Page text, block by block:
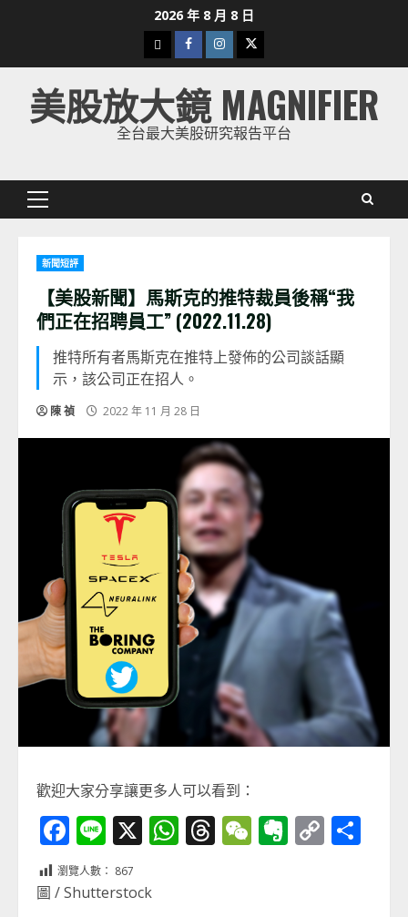
2026 年 8 月 8 日
下
載
美
股
Facebook
Instagram
Twitter
美股放大鏡 MAGNIFIER
全台最大美股研究報告平台
Primary
新聞短評
【美股新聞】馬斯克的推特裁員後稱“我
們正在招聘員工” (2022.11.28)
推特所有者馬斯克在推特上發佈的公司談話顯
示，該公司正在招人。
陳 禎 2022 年 11 月 28 日
歡迎大家分享讓更多人可以看到：
Facebook
Line
X WhatsApp
Threads
WeChat
Evernote
Copy
瀏覽人數： 867
圖 / Shutterstock